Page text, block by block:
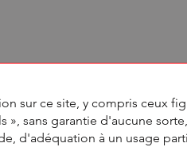
sur ce site, y compris ceux
», sans garantie d'aucune
d'adéquation à un usage